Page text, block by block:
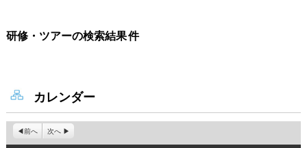
研修・ツアーに参加
研修・ツアーの検索結果件
カレンダー
前へ 次へ